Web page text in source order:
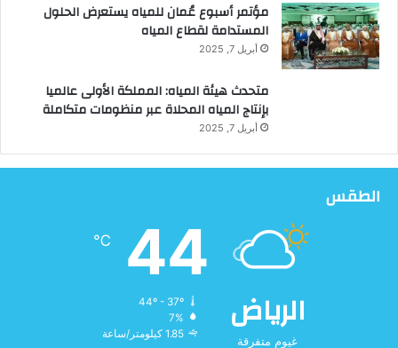
مؤتمر أسبوع عُمان للمياه يستعرض الحلول
المستدامة لقطاع المياه
أبريل 7, 2025
متحدث هيئة المياه: المملكة الأولى عالميا
بإنتاج المياه المحلاة عبر منظومات متكاملة
أبريل 7, 2025
الطقس
الرياض
غيوم متفرقة
44
℃
44º - 37º
7%
1.85 كيلومتر/ساعة